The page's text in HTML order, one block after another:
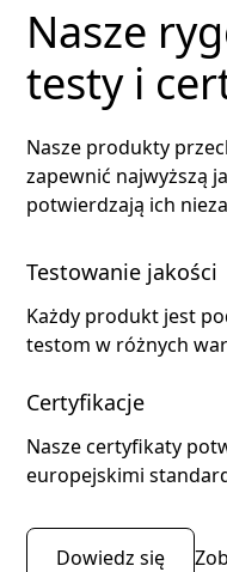
Nasze
testy i
Nasze produkty
zapewnić najwyższą
potwierdzają ich
Testowanie jakości
Każdy produkt jest
testom w różnych
Certyfikacje
Nasze certyfikaty
europejskimi
Dowiedz się